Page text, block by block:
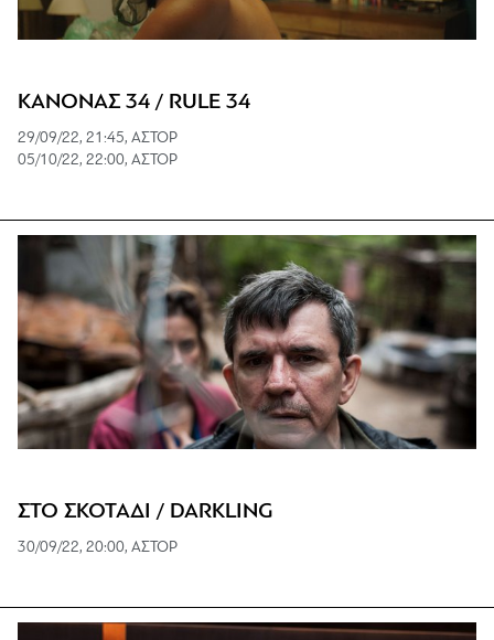
ΚΑΝΟΝΑΣ 34 / RULE 34
29/09/22, 21:45, ΑΣΤΟΡ
05/10/22, 22:00, ΑΣΤΟΡ
ΣΤΟ ΣΚΟΤΑΔΙ / DARKLING
30/09/22, 20:00, ΑΣΤΟΡ